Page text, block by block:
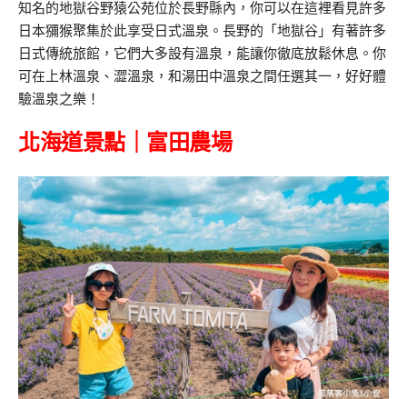
知名的地獄谷野猿公苑位於長野縣內，你可以在這裡看見許多
日本獼猴聚集於此享受日式溫泉。長野的「地獄谷」有著許多
日式傳統旅館，它們大多設有溫泉，能讓你徹底放鬆休息。你
可在上林溫泉、澀溫泉，和湯田中溫泉之間任選其一，好好體
驗溫泉之樂！
北海道景點｜ 富田農場